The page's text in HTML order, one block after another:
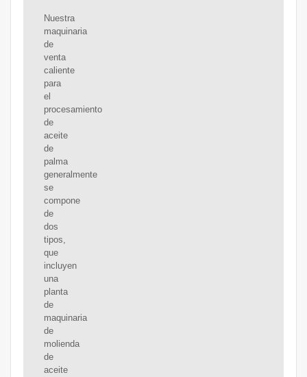
Nuestra
maquinaria
de
venta
caliente
para
el
procesamiento
de
aceite
de
palma
generalmente
se
compone
de
dos
tipos,
que
incluyen
una
planta
de
maquinaria
de
molienda
de
aceite